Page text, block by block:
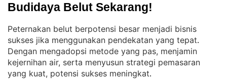
Budidaya Belut Sekarang!
Peternakan belut berpotensi besar menjadi bisnis
sukses jika menggunakan pendekatan yang tepat
Dengan mengadopsi metode yang pas, menjamin
kejernihan air, serta menyusun strategi pemasaran
yang kuat, potensi sukses meningkat.